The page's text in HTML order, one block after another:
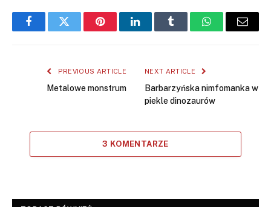
FacebookTwitter PinterestLinkedInTumblr WhatsAppEmail
PREVIOUS ARTICLE
Metalowe monstrum
NEXT ARTICLE
Barbarzyńska nimfomanka w
piekle dinozaurów
3 KOMENTARZE